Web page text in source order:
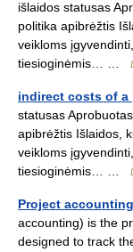
išlaidos statusas
politika apibrėžtis
veikloms
tiesioginėmis… …
indirect costs of a
statusas
apibrėžtis Išlaidos,
veikloms
tiesioginėmis… …
Project accounting
accounting) is the
designed to track